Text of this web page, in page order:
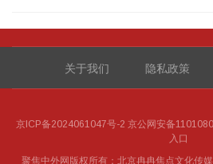
关于我们 隐私政策
京ICP备2024061047号-2 京公网安备
入口
聚焦中外网版权所有：北京冉冉焦点文化传